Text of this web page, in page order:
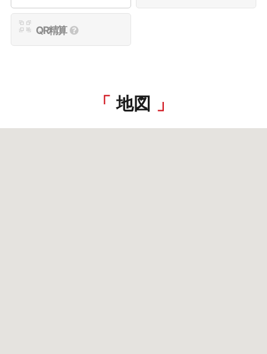
QR精算
地図